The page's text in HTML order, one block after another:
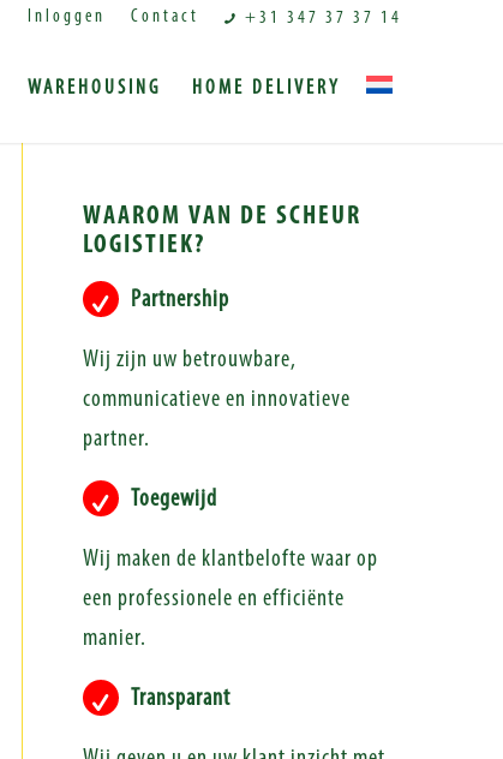
Inloggen Contact +31 347 37 37 14
WAREHOUSING HOME DELIVERY
WAAROM VAN DE SCHEUR
LOGISTIEK?
Partnership
Wij zijn uw betrouwbare,
communicatieve en innovatieve
partner.
Toegewijd
Wij maken de klantbelofte waar op
een professionele en efficiënte
manier.
Transparant